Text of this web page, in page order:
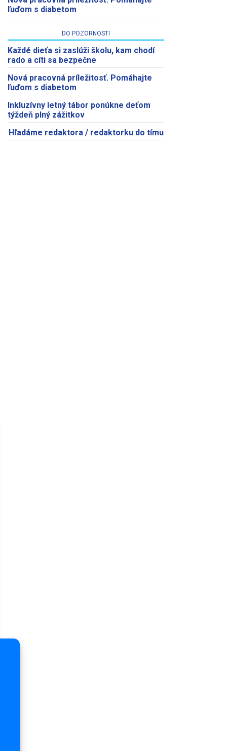
ľuďom s diabetom
DO POZORNOSTI
Každé dieťa si zaslúži školu, kam chodí
rado a cíti sa bezpečne
Nová pracovná príležitosť. Pomáhajte
ľuďom s diabetom
Inkluzívny letný tábor ponúkne deťom
týždeň plný zážitkov
Hľadáme redaktora / redaktorku do tímu